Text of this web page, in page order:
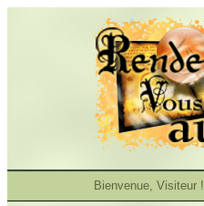
Bienvenue, Visiteur !